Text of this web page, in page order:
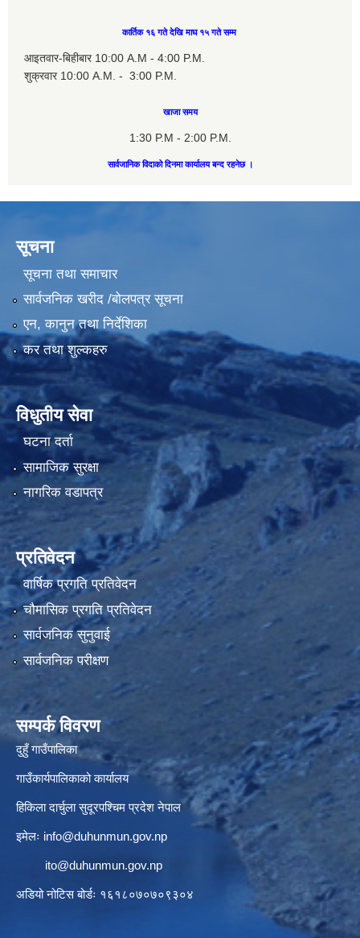
कार्तिक १६ गते देखि माघ १५ गते सम्म
आइतवार-बिहीबार 10:00 A.M - 4:00 P.M.
शुक्रवार 10:00 A.M. - 3:00 P.M.
खाजा समय
1:30 P.M - 2:00 P.M.
सार्वजानिक विदाको दिनमा कार्यालय बन्द रहनेछ ।
सूचना
सूचना तथा समाचार
सार्वजनिक खरीद /बोलपत्र सूचना
एन, कानुन तथा निर्देशिका
कर तथा शुल्कहरु
विधुतीय सेवा
घटना दर्ता
सामाजिक सुरक्षा
नागरिक वडापत्र
प्रतिवेदन
वार्षिक प्रगति प्रतिवेदन
चौमासिक प्रगति प्रतिवेदन
सार्वजनिक सुनुवाई
सार्वजनिक परीक्षण
सम्पर्क विवरण
दुहुँ गाउँपालिका
गाउँकार्यपालिकाको कार्यालय
हिकिला दार्चुला सुदूरपश्चिम प्रदेश नेपाल
इमेलः info@duhunmun.gov.np
ito@duhunmun.gov.np
अडियो नोटिस बोर्डः १६१८०७०७०९३०४